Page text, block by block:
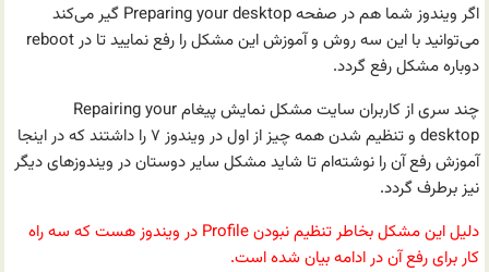
اگر ویندوز شما هم در صفحه Preparing your desktop گیر می‌کند
می‌توانید با این سه روش و آموزش این مشکل را رفع نمایید تا در reboot
دوباره مشکل رفع گردد.
چند سری از کاربران سایت مشکل نمایش پیغام Repairing your
desktop و تنظیم شدن همه چیز از اول در ویندوز ۷ را داشتند که در اینجا
آموزش رفع آن را نوشته‌ام تا شاید مشکل سایر دوستان در ویندوزهای دیگر
نیز برطرف گردد.
دلیل این مشکل بخاطر تنظیم نبودن Profile در ویندوز هست که سه راه
کار برای رفع آن در ادامه بیان شده است.